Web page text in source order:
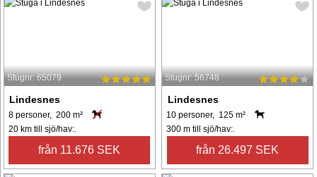
Stugnr: 65079
Lindesnes
8 personer, 200 m²
20 km till sjö/hav:.
från 11.676 SEK
Stugnr: 56748
Lindesnes
10 personer, 125 m²
300 m till sjö/hav:.
från 26.497 SEK